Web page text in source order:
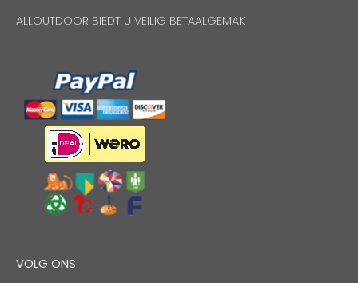
ALLOUTDOOR BIEDT U VEILIG BETAALGEMAK
VOLG ONS